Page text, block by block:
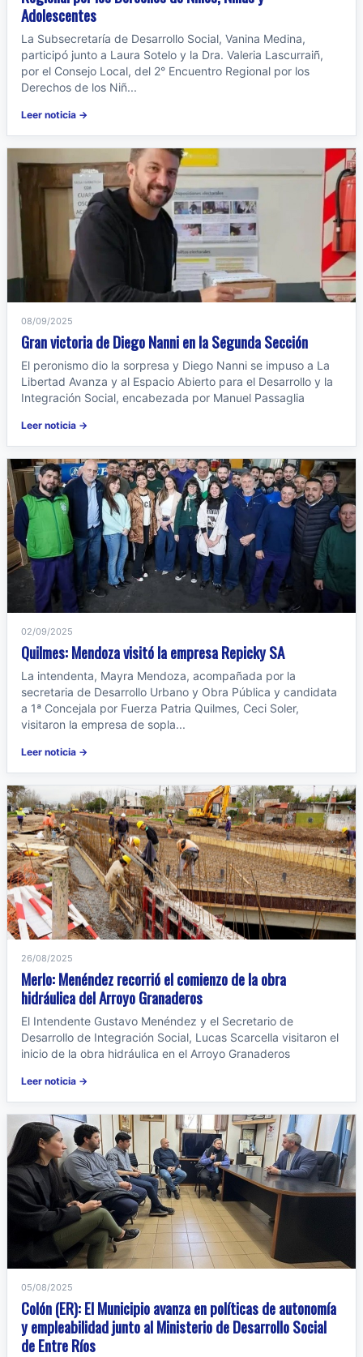
Adolescentes
La Subsecretaría de Desarrollo Social, Vanina Medina,
participó junto a Laura Sotelo y la Dra. Valeria Lascurraiñ,
por el Consejo Local, del 2° Encuentro Regional por los
Derechos de los Niñ...
Leer noticia →
08/09/2025
Gran victoria de Diego Nanni en la Segunda Sección
El peronismo dio la sorpresa y Diego Nanni se impuso a La
Libertad Avanza y al Espacio Abierto para el Desarrollo y la
Integración Social, encabezada por Manuel Passaglia
Leer noticia →
02/09/2025
Quilmes: Mendoza visitó la empresa Repicky SA
La intendenta, Mayra Mendoza, acompañada por la
secretaria de Desarrollo Urbano y Obra Pública y candidata
a 1ª Concejala por Fuerza Patria Quilmes, Ceci Soler,
visitaron la empresa de sopla...
Leer noticia →
26/08/2025
Merlo: Menéndez recorrió el comienzo de la obra
hidráulica del Arroyo Granaderos
El Intendente Gustavo Menéndez y el Secretario de
Desarrollo de Integración Social, Lucas Scarcella visitaron el
inicio de la obra hidráulica en el Arroyo Granaderos
Leer noticia →
05/08/2025
Colón (ER): El Municipio avanza en políticas de autonomía
y empleabilidad junto al Ministerio de Desarrollo Social
de Entre Ríos